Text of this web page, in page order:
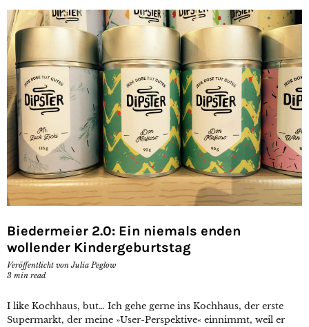
Biedermeier 2.0: Ein niemals enden
wollender Kindergeburtstag
Veröffentlicht vonJulia Peglow
3 min read
I like Kochhaus, but… Ich gehe gerne ins Kochhaus, der erste
Supermarkt, der meine »User-Perspektive« einnimmt, weil er